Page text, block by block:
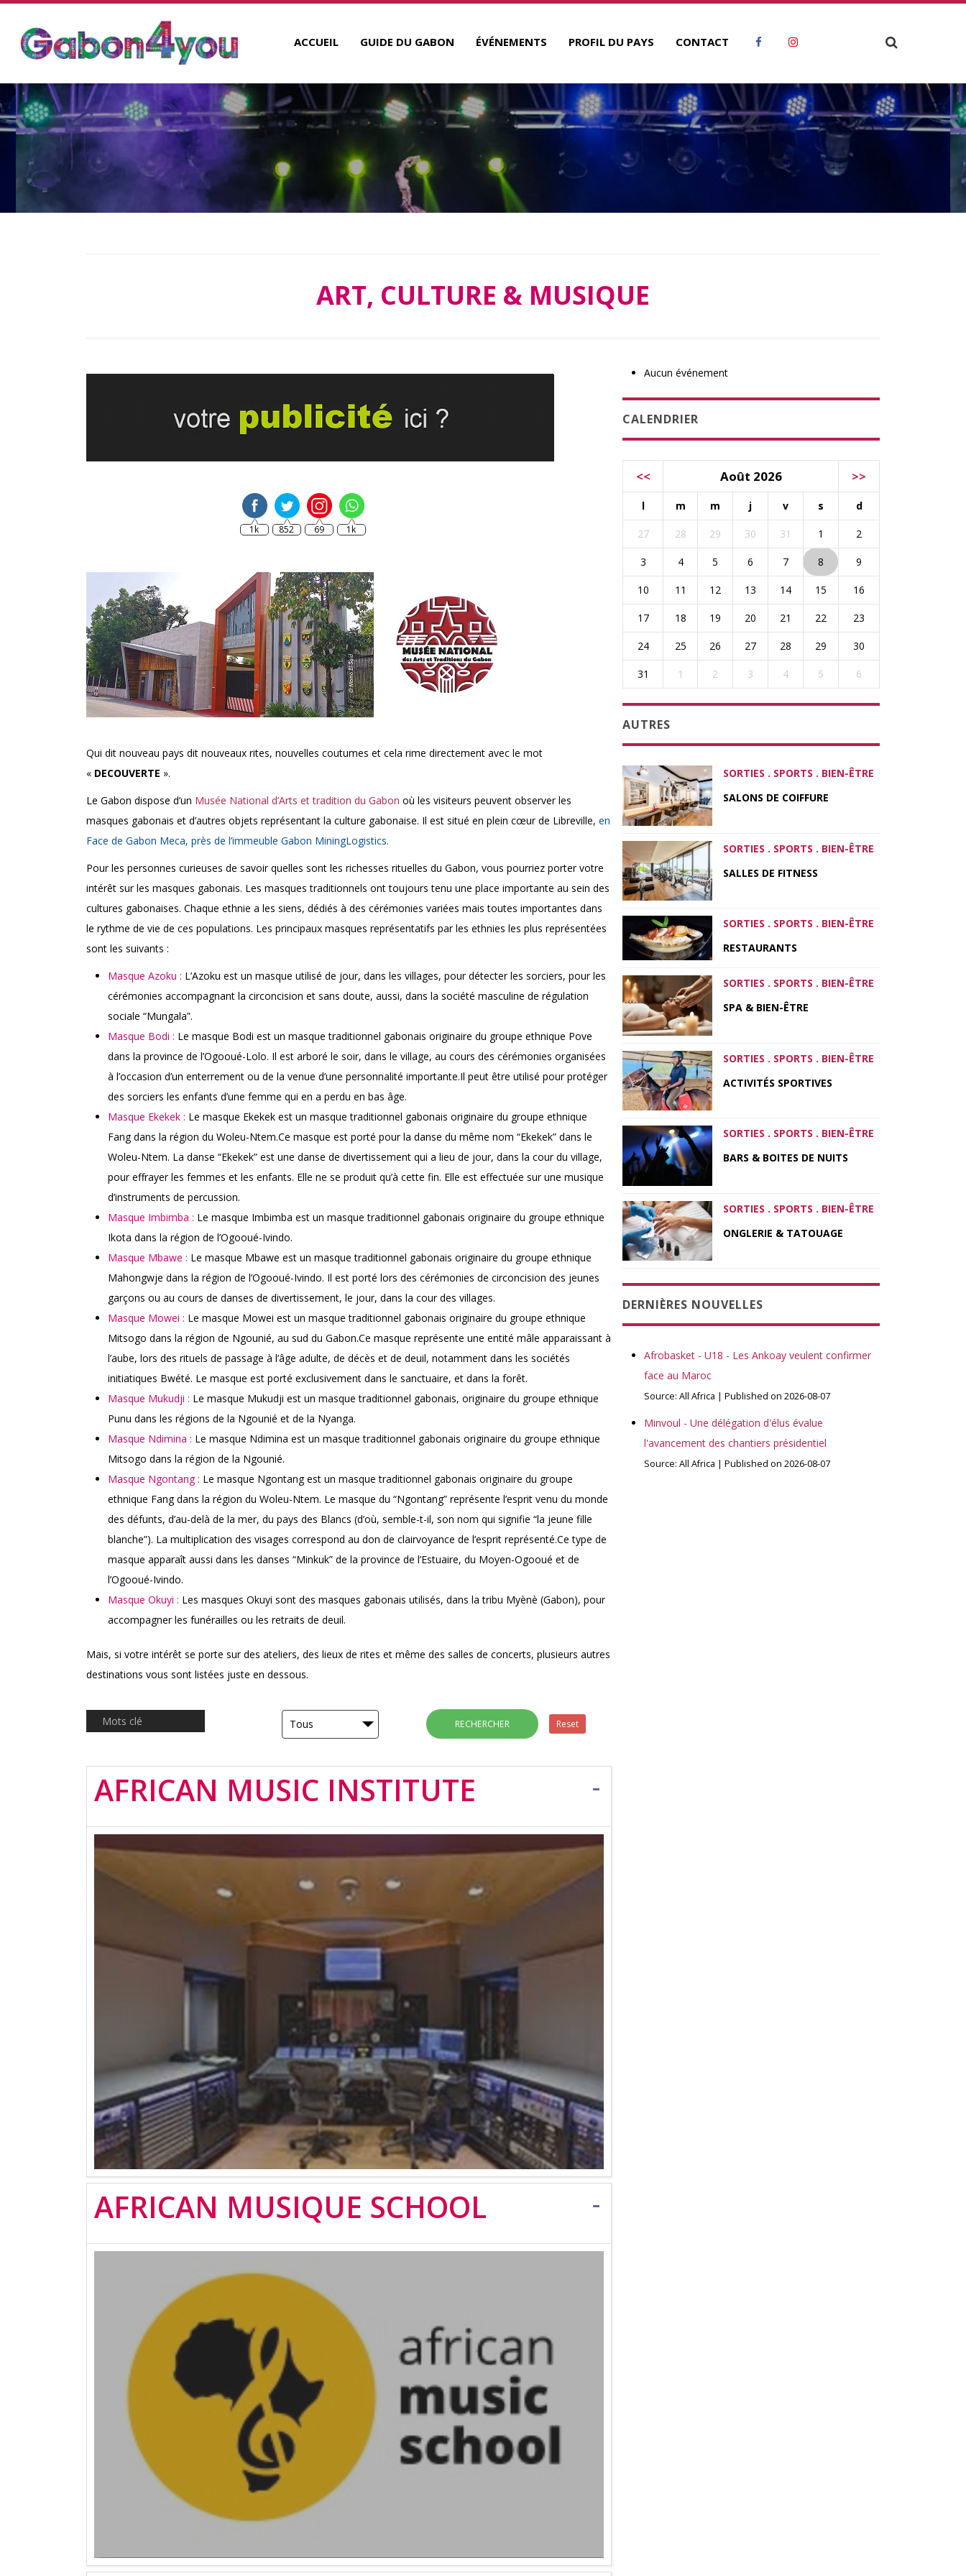
ACCUEIL GUIDE DU GABON ÉVÉNEMENTS PROFIL DU PAYS CONTACT
ART, CULTURE & MUSIQUE
1k 852 69 1k
Qui dit nouveau pays dit nouveaux rites, nouvelles coutumes et cela rime directement avec le mot
« DECOUVERTE ».
Le Gabon dispose d’un Musée National d’Arts et tradition du Gabon où les visiteurs peuvent observer les
masques gabonais et d’autres objets représentant la culture gabonaise. Il est situé en plein cœur de Libreville, en
Face de Gabon Meca, près de l’immeuble Gabon MiningLogistics.
Pour les personnes curieuses de savoir quelles sont les richesses rituelles du Gabon, vous pourriez porter votre
intérêt sur les masques gabonais. Les masques traditionnels ont toujours tenu une place importante au sein des
cultures gabonaises. Chaque ethnie a les siens, dédiés à des cérémonies variées mais toutes importantes dans
le rythme de vie de ces populations. Les principaux masques représentatifs par les ethnies les plus représentées
sont les suivants :
Masque Azoku : L’Azoku est un masque utilisé de jour, dans les villages, pour détecter les sorciers, pour les
cérémonies accompagnant la circoncision et sans doute, aussi, dans la société masculine de régulation
sociale “Mungala”.
Masque Bodi : Le masque Bodi est un masque traditionnel gabonais originaire du groupe ethnique Pove
dans la province de l’Ogooué-Lolo. Il est arboré le soir, dans le village, au cours des cérémonies organisées
à l’occasion d’un enterrement ou de la venue d’une personnalité importante.Il peut être utilisé pour protéger
des sorciers les enfants d’une femme qui en a perdu en bas âge.
Masque Ekekek : Le masque Ekekek est un masque traditionnel gabonais originaire du groupe ethnique
Fang dans la région du Woleu-Ntem.Ce masque est porté pour la danse du même nom “Ekekek” dans le
Woleu-Ntem. La danse “Ekekek” est une danse de divertissement qui a lieu de jour, dans la cour du village,
pour effrayer les femmes et les enfants. Elle ne se produit qu’à cette fin. Elle est effectuée sur une musique
d’instruments de percussion.
Masque Imbimba : Le masque Imbimba est un masque traditionnel gabonais originaire du groupe ethnique
Ikota dans la région de l’Ogooué-Ivindo.
Masque Mbawe : Le masque Mbawe est un masque traditionnel gabonais originaire du groupe ethnique
Mahongwje dans la région de l’Ogooué-Ivindo. Il est porté lors des cérémonies de circoncision des jeunes
garçons ou au cours de danses de divertissement, le jour, dans la cour des villages.
Masque Mowei : Le masque Mowei est un masque traditionnel gabonais originaire du groupe ethnique
Mitsogo dans la région de Ngounié, au sud du Gabon.Ce masque représente une entité mâle apparaissant à
l’aube, lors des rituels de passage à l’âge adulte, de décès et de deuil, notamment dans les sociétés
initiatiques Bwété. Le masque est porté exclusivement dans le sanctuaire, et dans la forêt.
Masque Mukudji : Le masque Mukudji est un masque traditionnel gabonais, originaire du groupe ethnique
Punu dans les régions de la Ngounié et de la Nyanga.
Masque Ndimina : Le masque Ndimina est un masque traditionnel gabonais originaire du groupe ethnique
Mitsogo dans la région de la Ngounié.
Masque Ngontang : Le masque Ngontang est un masque traditionnel gabonais originaire du groupe
ethnique Fang dans la région du Woleu-Ntem. Le masque du “Ngontang” représente l’esprit venu du monde
des défunts, d’au-delà de la mer, du pays des Blancs (d’où, semble-t-il, son nom qui signifie “la jeune fille
blanche”). La multiplication des visages correspond au don de clairvoyance de l’esprit représenté.Ce type de
masque apparaît aussi dans les danses “Minkuk” de la province de l’Estuaire, du Moyen-Ogooué et de
l’Ogooué-Ivindo.
Masque Okuyi : Les masques Okuyi sont des masques gabonais utilisés, dans la tribu Myènè (Gabon), pour
accompagner les funérailles ou les retraits de deuil.
Mais, si votre intérêt se porte sur des ateliers, des lieux de rites et même des salles de concerts, plusieurs autres
destinations vous sont listées juste en dessous.
RECHERCHER Reset
AFRICAN MUSIC INSTITUTE
AFRICAN MUSIQUE SCHOOL
Aucun événement
CALENDRIER
<< Août 2026 >>
l m m j v s d
27 28 29 30 31 1 2
3 4 5 6 7 8 9
10 11 12 13 14 15 16
17 18 19 20 21 22 23
24 25 26 27 28 29 30
31 1 2 3 4 5 6
AUTRES
SORTIES . SPORTS . BIEN-ÊTRE
SALONS DE COIFFURE
SORTIES . SPORTS . BIEN-ÊTRE
SALLES DE FITNESS
SORTIES . SPORTS . BIEN-ÊTRE
RESTAURANTS
SORTIES . SPORTS . BIEN-ÊTRE
SPA & BIEN-ÊTRE
SORTIES . SPORTS . BIEN-ÊTRE
ACTIVITÉS SPORTIVES
SORTIES . SPORTS . BIEN-ÊTRE
BARS & BOITES DE NUITS
SORTIES . SPORTS . BIEN-ÊTRE
ONGLERIE & TATOUAGE
DERNIÈRES NOUVELLES
Afrobasket - U18 - Les Ankoay veulent confirmer
face au Maroc
Source: All Africa Published on 2026-08-07
Minvoul - Une délégation d'élus évalue
l'avancement des chantiers présidentiel
Source: All Africa Published on 2026-08-07